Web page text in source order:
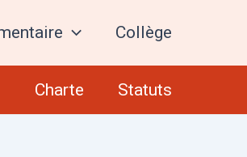
Collège
Charte Statuts